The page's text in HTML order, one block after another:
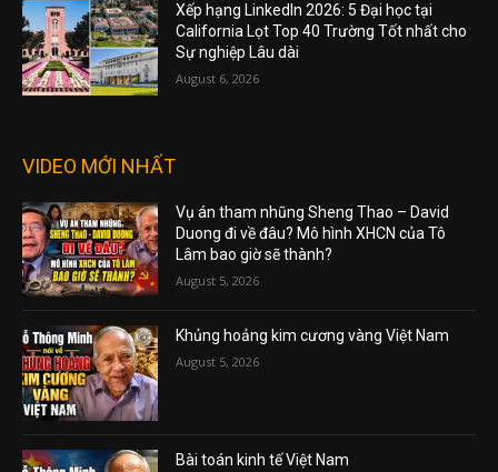
Xếp hạng LinkedIn 2026: 5 Đại học tại
California Lọt Top 40 Trường Tốt nhất cho
Sự nghiệp Lâu dài
August 6, 2026
VIDEO MỚI NHẤT
Vụ án tham nhũng Sheng Thao – David
Duong đi về đâu? Mô hình XHCN của Tô
Lâm bao giờ sẽ thành?
August 5, 2026
Khủng hoảng kim cương vàng Việt Nam
August 5, 2026
Bài toán kinh tế Việt Nam